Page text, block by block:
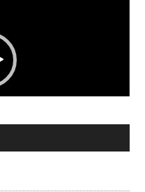
01:04
Corporación